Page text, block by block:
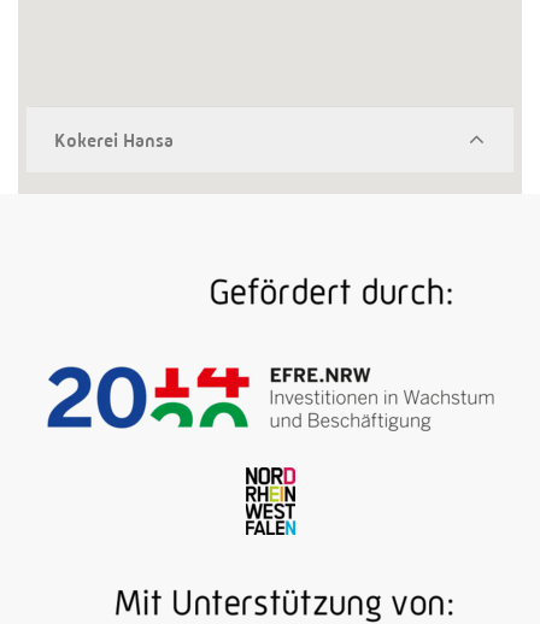
Kokerei Hansa
„Hanseaten“ nennen sie sich: die hart gesottenen
Arbeiter, die das Ungetüm, das die Kokerei Hansa
endloser Koksofenbatterien, das Inferno aus